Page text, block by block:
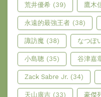
荒井優希 (39) 鷹木
永遠的最強王者 (38)
諏訪魔 (38) なつぽ
小島聰 (35) 谷津嘉
Zack Sabre Jr. (34)
天山廣吉 (33) 豪傑